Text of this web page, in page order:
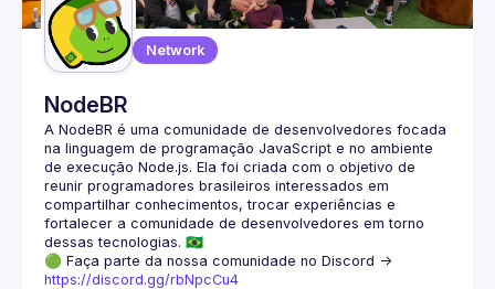
Network
NodeBR
A NodeBR é uma comunidade de desenvolvedores focada
na linguagem de programação JavaScript e no ambiente
de execução Node.js. Ela foi criada com o objetivo de
reunir programadores brasileiros interessados em
compartilhar conhecimentos, trocar experiências e
fortalecer a comunidade de desenvolvedores em torno
🟢 Faça parte da nossa comunidade no Discord ->
https://discord.gg/rbNpcCu4